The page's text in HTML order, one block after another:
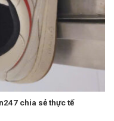
chia sẻ thực tế